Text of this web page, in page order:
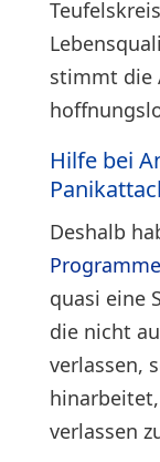
stimmt die
Hilfe bei
Deshalb
quasi eine
die nicht
verlassen,
verlassen